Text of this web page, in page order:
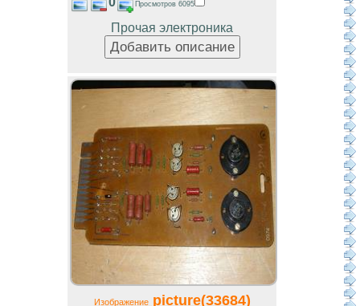
Просмотров 6095
Прочая электроника
Изображениеpicture(33684)